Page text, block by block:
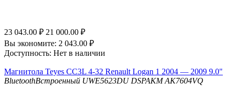
23 043.00 ₽ 21 000.00 ₽
Вы экономите: 2 043.00 ₽
Доступность: Нет в наличии
Магнитола Teyes CC3L 4-32 Renault Logan 1 2004 — 2009 9.0"
BluetoothВстроенный UWE5623DU DSPAKM AK7604VQ